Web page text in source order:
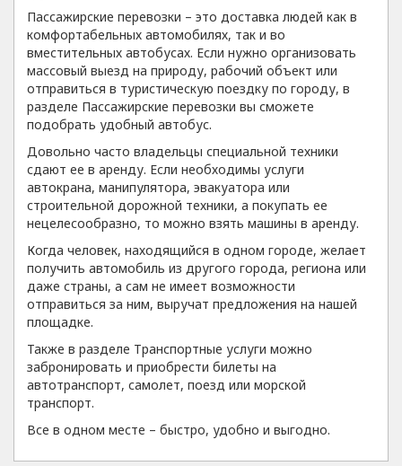
Пассажирские перевозки – это доставка людей как в
комфортабельных автомобилях, так и во
вместительных автобусах. Если нужно организовать
массовый выезд на природу, рабочий объект или
отправиться в туристическую поездку по городу, в
разделе Пассажирские перевозки вы сможете
подобрать удобный автобус.
Довольно часто владельцы специальной техники
сдают ее в аренду. Если необходимы услуги
автокрана, манипулятора, эвакуатора или
строительной дорожной техники, а покупать ее
нецелесообразно, то можно взять машины в аренду.
Когда человек, находящийся в одном городе, желает
получить автомобиль из другого города, региона или
даже страны, а сам не имеет возможности
отправиться за ним, выручат предложения на нашей
площадке.
Также в разделе Транспортные услуги можно
забронировать и приобрести билеты на
автотранспорт, самолет, поезд или морской
транспорт.
Все в одном месте – быстро, удобно и выгодно.